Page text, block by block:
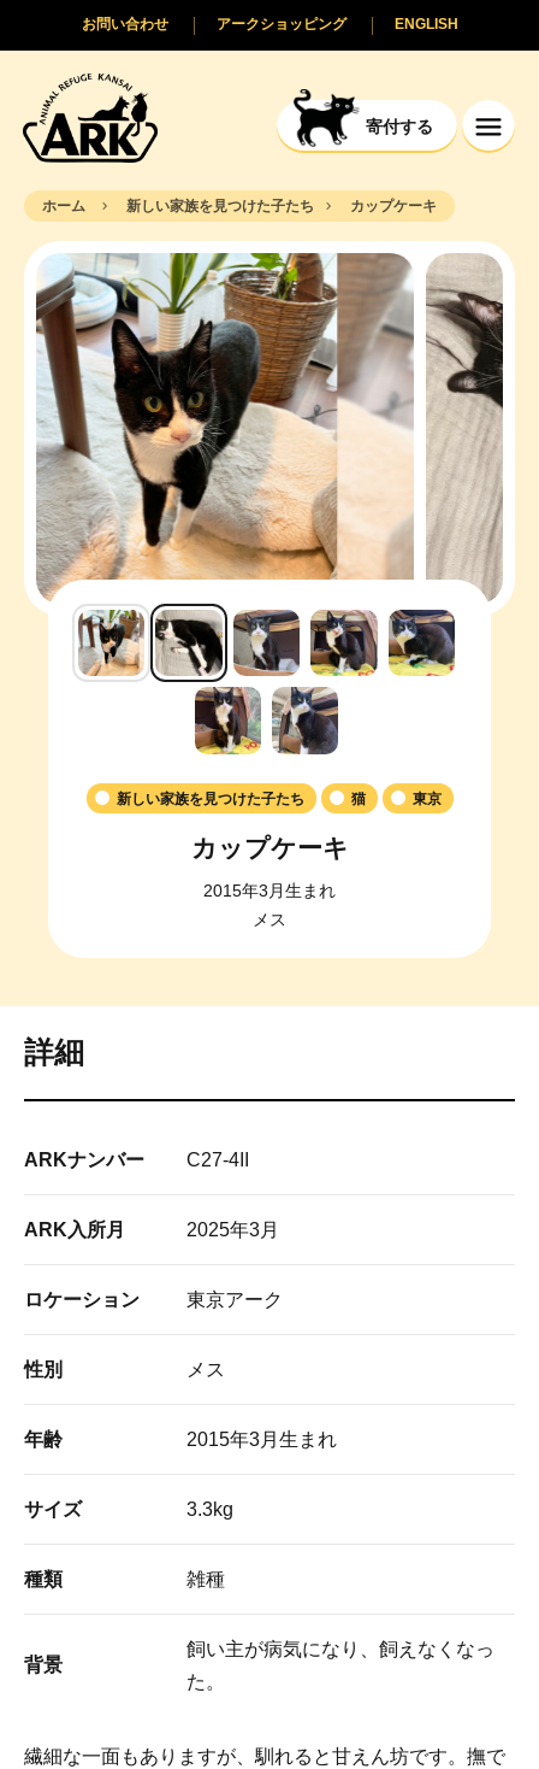
寄付する
ENGLISH
アークショッピング
お問い合わせ
ホーム 新しい家族を見つけた子たち カップケーキ
新しい家族を見つけた子たち 猫 東京
カップケーキ
2015年3月生まれ
メス
詳細
ARKナンバー C27-4II
ARK入所月 2025年3月
ロケーション 東京アーク
性別 メス
年齢 2015年3月生まれ
サイズ 3.3kg
種類 雑種
背景
飼い主が病気になり、飼えなくなっ
た。
繊細な一面もありますが、馴れると甘えん坊です。撫で